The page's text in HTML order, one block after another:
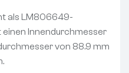
als LM806649-
einen Innendurchmesser
von 88.9 mm